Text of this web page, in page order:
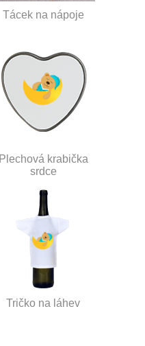
Tácek na nápoje
Plechová krabička
srdce
Tričko na láhev